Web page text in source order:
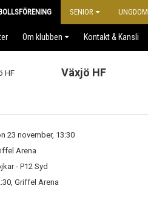
SENIOR UNGDOM
Om klubben Kontakt & Kansli
Växjö HF
23 november, 13:30
Arena
- P12 Syd
Griffel Arena